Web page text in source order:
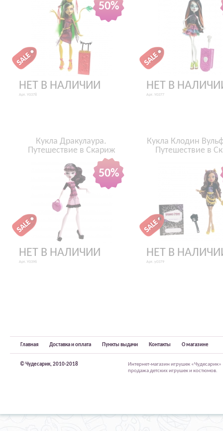
50%
НЕТ В НАЛИЧИИ
Арт. Y0378
НЕТ В
Арт. Y0377
50%
Кукла Дракулаура.
Путешествие в Скариж
НЕТ В НАЛИЧИИ
Арт. Y0396
Кукла Клодин
Путешествие в
НЕТ В
Арт. y0379
Главная Доставка и оплата Пункты выдачи Контакты О магазине
© Чудесарик, 2010-2018
Интернет-магазин игрушек
продажа детских игрушек и костюмов.